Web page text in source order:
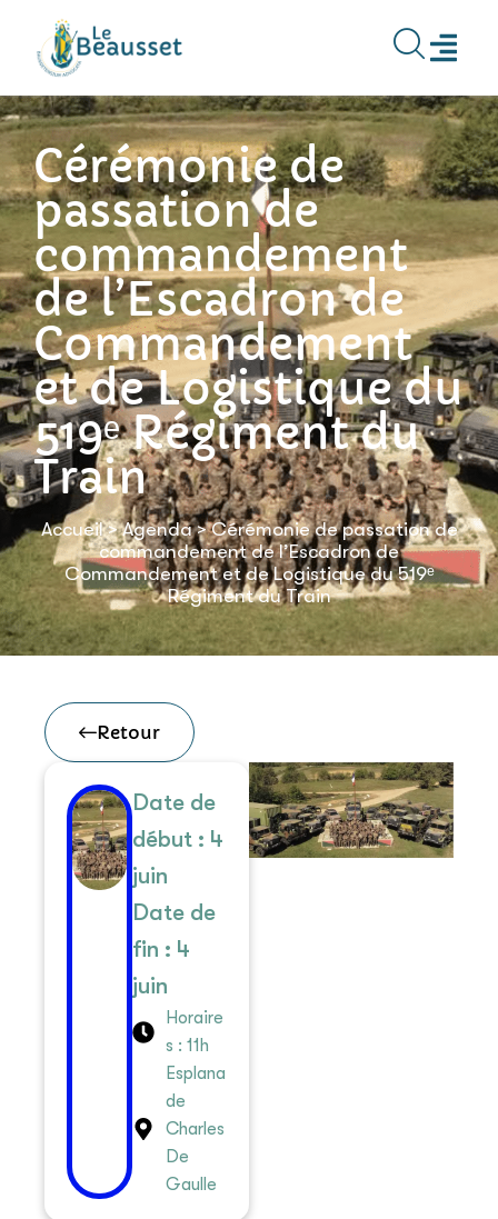
principal
Cérémonie de
passation de
commandement
de l’Escadron de
Commandement
et de Logistique du
519ᵉ Régiment du
Train
Accueil>Agenda>Cérémonie de passation de
commandement de l’Escadron de
Commandement et de Logistique du 519ᵉ
Régiment du Train
Retour
Date de
début : 4
juin
Date de
fin : 4
juin
Horaire
s : 11h
Esplana
de
Charles
De
Gaulle